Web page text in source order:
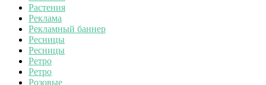
Растения
Реклама
Рекламный баннер
Ресницы
Ресницы
Ретро
Ретро
Розовые